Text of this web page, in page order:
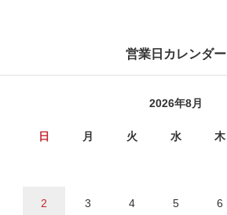
営業日カレンダー
2026年8月
日 月 火 水 木
2 3 4 5 6